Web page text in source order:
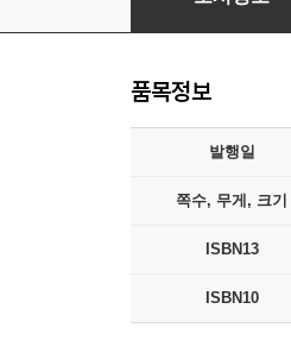
품목정보
발행일
쪽수, 무게, 크기
ISBN13
ISBN10